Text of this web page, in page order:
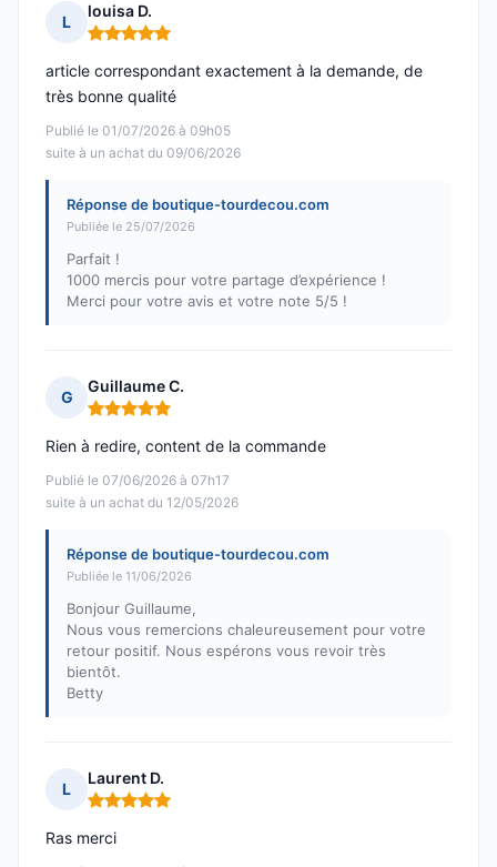
L
louisa D.
Note : 5 sur 5
Publié le 01/07/2026 à 09h05
suite à un achat du 09/06/2026
article correspondant exactement à la demande, de
très bonne qualité
Réponse de boutique-tourdecou.com
Publiée le 25/07/2026
Parfait !
1000 mercis pour votre partage d’expérience !
Merci pour votre avis et votre note 5/5 !
G
Guillaume C.
Note : 5 sur 5
Publié le 07/06/2026 à 07h17
suite à un achat du 12/05/2026
Rien à redire, content de la commande
Réponse de boutique-tourdecou.com
Publiée le 11/06/2026
Bonjour Guillaume,
Nous vous remercions chaleureusement pour votre
retour positif. Nous espérons vous revoir très
bientôt.
Betty
L
Laurent D.
Note : 5 sur 5
Ras merci